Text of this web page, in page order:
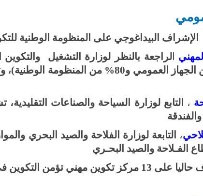
البيداغوجي على المنظومة الوطنية
الراجعة بالنظر لوزارة التشغيل والتكوين
،
، التابعة لوزارة الفلاحة والصيد البحري
الفـلاحة والصيد البحـري
تكوين مهني تؤمن التكوين في عديد القطاعات